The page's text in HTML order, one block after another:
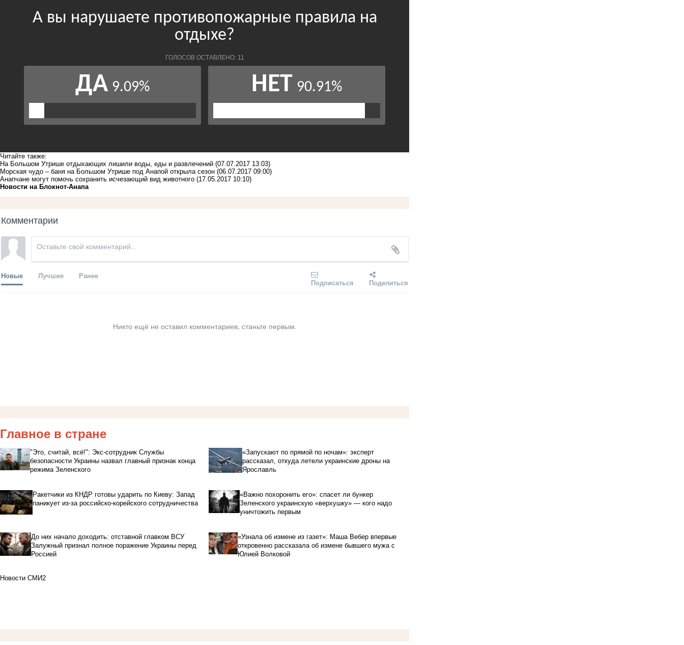
Читайте также:
На Большом Утрише отдыхающих лишили воды, еды и развлечений (07.07.2017 13:03)
Морская чудо – баня на Большом Утрише под Анапой открыла сезон (06.07.2017 09:00)
Анапчане могут помочь сохранить исчезающий вид животного (17.05.2017 10:10)
Новости на Блoкнoт-Анапа
Комментарии
Новые Лучшие Ранее
Подписаться Поделиться
Никто ещё не оставил комментариев, станьте первым.
Главное в стране
"Это, считай, всё!": Экс-сотрудник Службы
безопасности Украины назвал главный признак конца
режима Зеленского
«Запускают по прямой по ночам»: эксперт
рассказал, откуда летели украинские дроны на
Ярославль
Ракетчики из КНДР готовы ударить по Киеву: Запад
паникует из-за российско-корейского сотрудничества
«Важно похоронить его»: спасет ли бункер
Зеленского украинскую «верхушку» — кого надо
уничтожить первым
До них начало доходить: отставной главком ВСУ
Залужный признал полное поражение Украины перед
Россией
«Узнала об измене из газет»: Маша Вебер впервые
откровенно рассказала об измене бывшего мужа с
Юлией Волковой
Новости СМИ2